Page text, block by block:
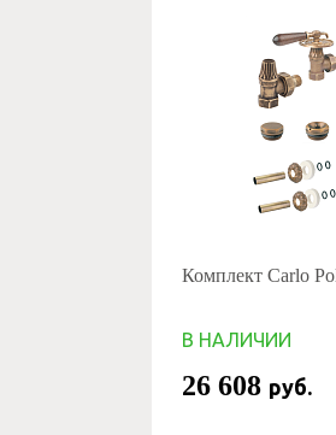
Комплект Carlo
В НАЛИЧИИ
26 608 руб.